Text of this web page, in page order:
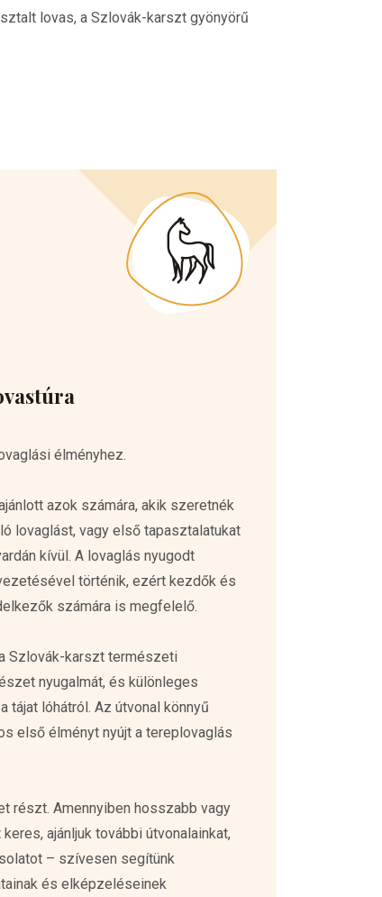
lovas, a Szlovák-karszt gyönyörű
élményhez.
azok számára, akik szeretnék
lovaglást, vagy első tapasztalatukat
kívül. A lovaglás nyugodt
történik, ezért kezdők és
számára is megfelelő.
Szlovák-karszt természeti
nyugalmát, és különleges
lóhátról. Az útvonal könnyű
első élményt nyújt a tereplovaglás
részt. Amennyiben hosszabb vagy
ajánljuk további útvonalainkat,
– szívesen segítünk
és elképzeléseinek